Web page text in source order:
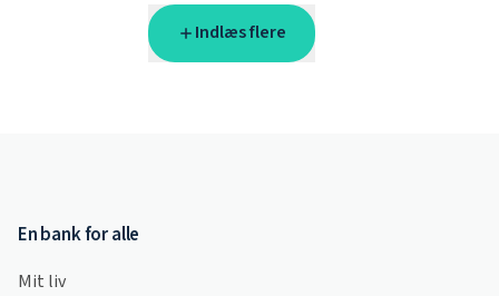
Indlæs flere
En bank for alle
Mit liv